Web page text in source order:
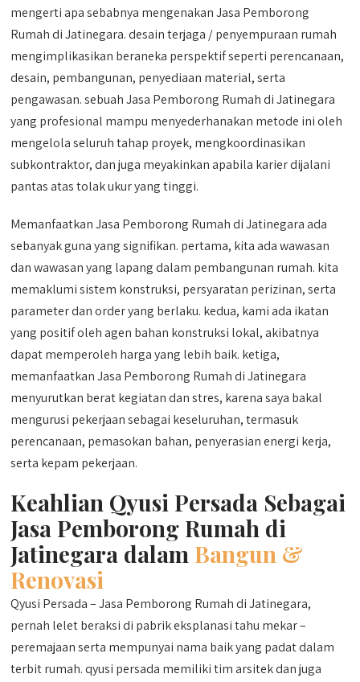
mengerti apa sebabnya mengenakan Jasa Pemborong
Rumah di Jatinegara. desain terjaga / penyempuraan rumah
mengimplikasikan beraneka perspektif seperti perencanaan,
desain, pembangunan, penyediaan material, serta
pengawasan. sebuah Jasa Pemborong Rumah di Jatinegara
yang profesional mampu menyederhanakan metode ini oleh
mengelola seluruh tahap proyek, mengkoordinasikan
subkontraktor, dan juga meyakinkan apabila karier dijalani
pantas atas tolak ukur yang tinggi.
Memanfaatkan Jasa Pemborong Rumah di Jatinegara ada
sebanyak guna yang signifikan. pertama, kita ada wawasan
dan wawasan yang lapang dalam pembangunan rumah. kita
memaklumi sistem konstruksi, persyaratan perizinan, serta
parameter dan order yang berlaku. kedua, kami ada ikatan
yang positif oleh agen bahan konstruksi lokal, akibatnya
dapat memperoleh harga yang lebih baik. ketiga,
memanfaatkan Jasa Pemborong Rumah di Jatinegara
menyurutkan berat kegiatan dan stres, karena saya bakal
mengurusi pekerjaan sebagai keseluruhan, termasuk
perencanaan, pemasokan bahan, penyerasian energi kerja,
serta kepam pekerjaan.
Keahlian Qyusi Persada Sebagai
Jasa Pemborong Rumah di
Jatinegara dalam Bangun &
Renovasi
Qyusi Persada – Jasa Pemborong Rumah di Jatinegara,
pernah lelet beraksi di pabrik eksplanasi tahu mekar –
peremajaan serta mempunyai nama baik yang padat dalam
terbit rumah. qyusi persada memiliki tim arsitek dan juga